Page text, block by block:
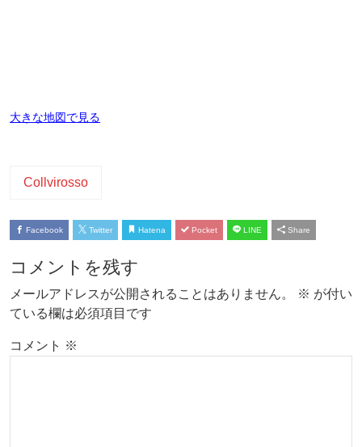
大きな地図で見る
Collvirosso
Facebook Twitter Hatena Pocket LINE Share
コメントを残す
メールアドレスが公開されることはありません。 ※ が付い
ている欄は必須項目です
コメント ※